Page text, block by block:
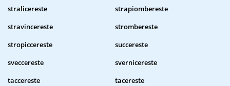
stralicereste
strapiombereste
stravincereste
strombereste
stropiccereste
succereste
sveccereste
svernicereste
taccereste
tacereste